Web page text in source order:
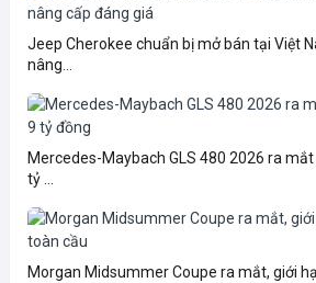
Jeep Cherokee chuẩn bị mở bán tại Việt
nâng...
Mercedes-Maybach GLS 480 2026 ra
tỷ ...
Morgan Midsummer Coupe ra mắt, giới